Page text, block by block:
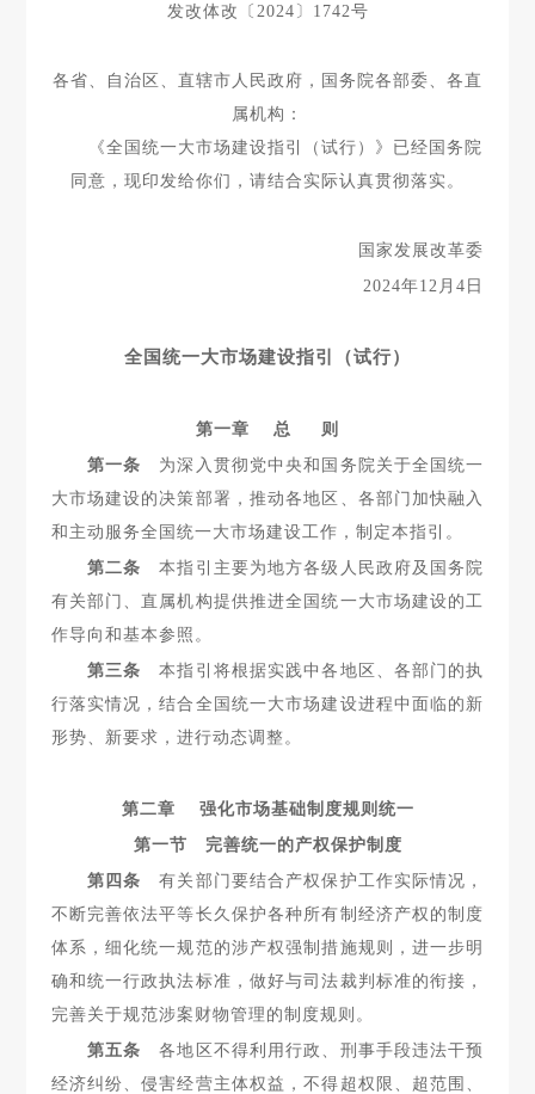
发改体改〔2024〕1742号
各省、自治区、直辖市人民政府，国务院各部委、各直
属机构：
《全国统一大市场建设指引（试行）》已经国务院
同意，现印发给你们，请结合实际认真贯彻落实。
国家发展改革委
2024年12月4日
全国统一大市场建设指引（试行）
第一章 总 则
第一条 为深入贯彻党中央和国务院关于全国统一
大市场建设的决策部署，推动各地区、各部门加快融入
和主动服务全国统一大市场建设工作，制定本指引。
第二条 本指引主要为地方各级人民政府及国务院
有关部门、直属机构提供推进全国统一大市场建设的工
作导向和基本参照。
第三条 本指引将根据实践中各地区、各部门的执
行落实情况，结合全国统一大市场建设进程中面临的新
形势、新要求，进行动态调整。
第二章 强化市场基础制度规则统一
第一节 完善统一的产权保护制度
第四条 有关部门要结合产权保护工作实际情况，
不断完善依法平等长久保护各种所有制经济产权的制度
体系，细化统一规范的涉产权强制措施规则，进一步明
确和统一行政执法标准，做好与司法裁判标准的衔接，
完善关于规范涉案财物管理的制度规则。
第五条 各地区不得利用行政、刑事手段违法干预
经济纠纷、侵害经营主体权益，不得超权限、超范围、